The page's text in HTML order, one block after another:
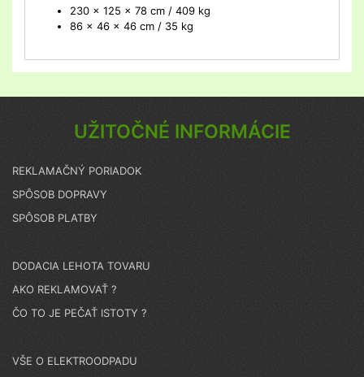
230 x 125 x 78 cm / 409 kg
86 x 46 x 46 cm / 35 kg
UŽITOČNÉ INFORMÁCIE
REKLAMAČNÝ PORIADOK
SPÔSOB DOPRAVY
SPÔSOB PLATBY
DODACIA LEHOTA TOVARU
AKO REKLAMOVAŤ ?
ČO TO JE PEČAŤ ISTOTY ?
VŠE O ELEKTROODPADU